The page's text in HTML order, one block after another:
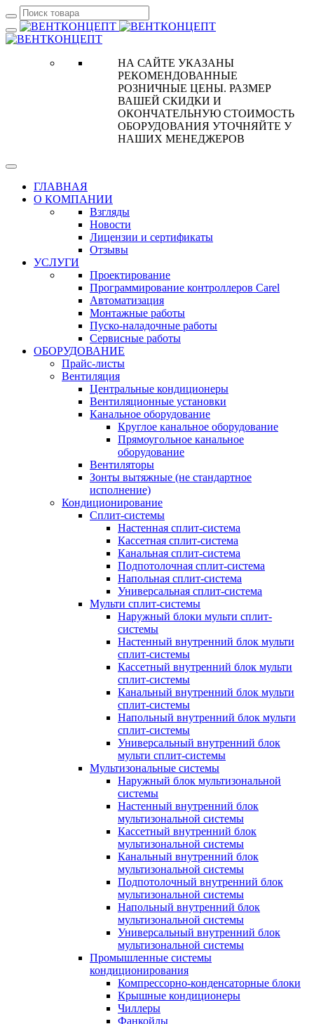
НА САЙТЕ УКАЗАНЫ
РЕКОМЕНДОВАННЫЕ
РОЗНИЧНЫЕ ЦЕНЫ. РАЗМЕР
ВАШЕЙ СКИДКИ И
ОКОНЧАТЕЛЬНУЮ СТОИМОСТЬ
ОБОРУДОВАНИЯ УТОЧНЯЙТЕ У
НАШИХ МЕНЕДЖЕРОВ
ГЛАВНАЯ
О КОМПАНИИ
Взгляды
Новости
Лицензии и сертификаты
Отзывы
УСЛУГИ
Проектирование
Программирование контроллеров Carel
Автоматизация
Монтажные работы
Пуско-наладочные работы
Сервисные работы
ОБОРУДОВАНИЕ
Прайс-листы
Вентиляция
Центральные кондиционеры
Вентиляционные установки
Канальное оборудование
Круглое канальное оборудование
Прямоугольное канальное
оборудование
Вентиляторы
Зонты вытяжные (не стандартное
исполнение)
Кондиционирование
Сплит-системы
Настенная сплит-система
Кассетная сплит-система
Канальная сплит-система
Подпотолочная сплит-система
Напольная сплит-система
Универсальная сплит-система
Мульти сплит-системы
Наружный блоки мульти сплит-
системы
Настенный внутренний блок мульти
сплит-системы
Кассетный внутренний блок мульти
сплит-системы
Канальный внутренний блок мульти
сплит-системы
Напольный внутренний блок мульти
сплит-системы
Универсальный внутренний блок
мульти сплит-системы
Мультизональные системы
Наружный блок мультизональной
системы
Настенный внутренний блок
мультизональной системы
Кассетный внутренний блок
мультизональной системы
Канальный внутренний блок
мультизональной системы
Подпотолочный внутренний блок
мультизональной системы
Напольный внутренний блок
мультизональной системы
Универсальный внутренний блок
мультизональной системы
Промышленные системы
кондиционирования
Компрессорно-конденсаторные блоки
Крышные кондиционеры
Чиллеры
Фанкойлы